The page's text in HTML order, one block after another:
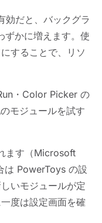
効だと、バックグラ
ずかに増えます。使
することで、リソ
・Color Picker の
モジュールを試す
ます（Microsoft
は PowerToys の設
いモジュールが定
度は設定画面を確